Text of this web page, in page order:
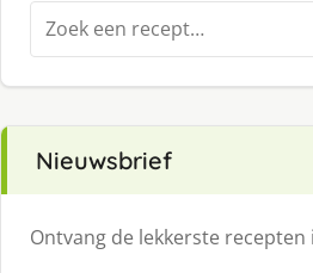
Zoeken
naar:
Nieuwsbrief
Ontvang de lekkerste recepten